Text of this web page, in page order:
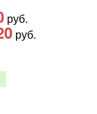
руб.
руб.